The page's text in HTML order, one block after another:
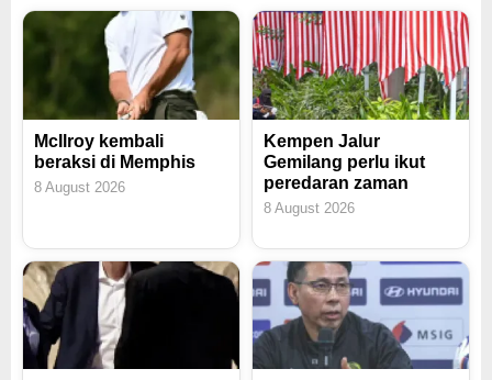
McIlroy kembali
beraksi di Memphis
8 August 2026
Kempen Jalur
Gemilang perlu ikut
peredaran zaman
8 August 2026